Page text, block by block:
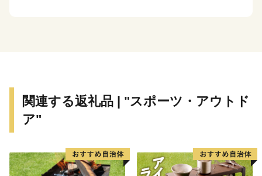
関連する返礼品 | "スポーツ・アウトド
ア"